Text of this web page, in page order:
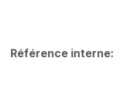
Référence interne: